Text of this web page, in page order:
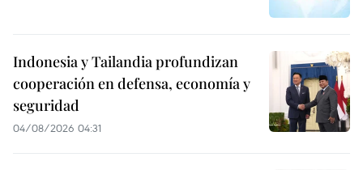
Indonesia y Tailandia profundizan
cooperación en defensa, economía y
seguridad
04/08/2026 04:31